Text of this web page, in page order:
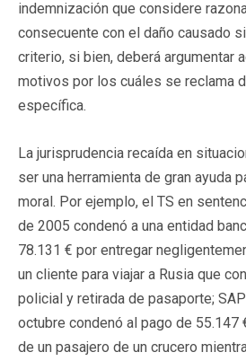
indemnización que considere
consecuente con el daño causado
criterio, si bien, deberá argumentar
motivos por los cuáles se reclama
específica.
La jurisprudencia recaída en
ser una herramienta de gran ayuda
moral. Por ejemplo, el TS en
de 2005 condenó a una entidad
78.131 € por entregar
un cliente para viajar a Rusia que
policial y retirada de pasaporte;
octubre condenó al pago de
de un pasajero de un crucero